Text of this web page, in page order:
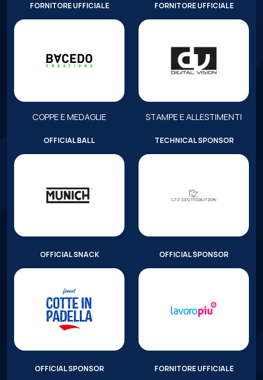
FORNITORE UFFICIALE
COPPE E MEDAGLIE
FORNITORE UFFICIALE
STAMPE E ALLESTIMENTI
OFFICIAL BALL TECHNICAL SPONSOR
OFFICIAL SNACK OFFICIAL SPONSOR
OFFICIAL SPONSOR FORNITORE UFFICIALE